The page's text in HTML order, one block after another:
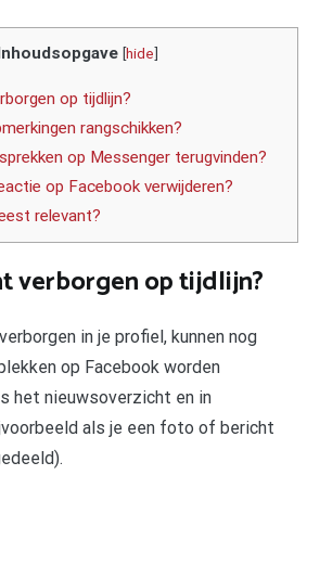
[hide]
op tijdlijn?
rangschikken?
op Messenger terugvinden?
op Facebook verwijderen?
relevant?
verborgen op tijdlijn?
in je profiel, kunnen nog
op Facebook worden
het nieuwsoverzicht en in
als je een foto of bericht